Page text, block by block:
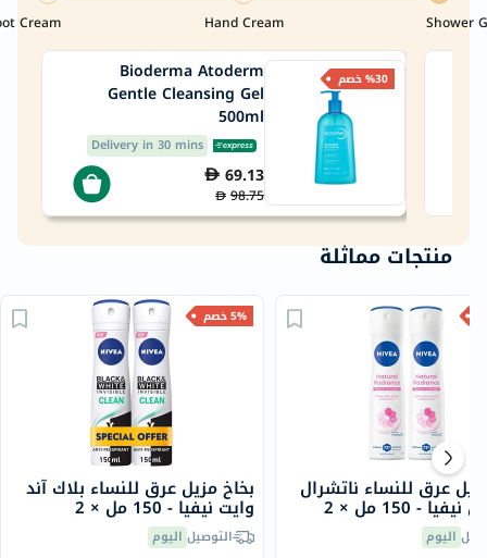
Shower
Hand Cream
Cream
%30 خصم Bioderma Atoderm
Gentle Cleansing Gel
500ml
Delivery in 30 mins
69.13
98.75
منتجات مماثلة
5% خصم
بخاخ مزيل عرق للنساء بلاك آند
وايت نيفيا - 150 مل × 2
التوصيل اليوم
عرق للنساء ناتشرال
- 150 مل × 2
اليوم